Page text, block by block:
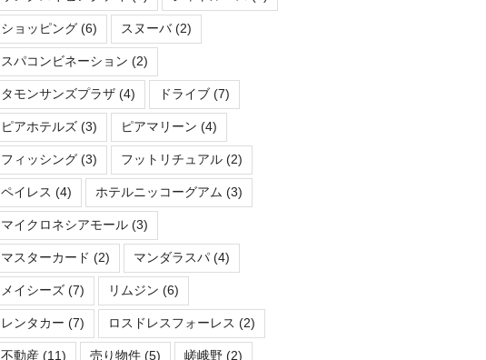
ショッピング(6) スヌーバ(2)
スパコンビネーション (2)
タモンサンズプラザ(4) ドライブ(7)
ピアホテルズ(3) ピアマリーン (4)
フィッシング(3) フットリチュアル(2)
ペイレス (4) ホテルニッコーグアム (3)
マイクロネシアモール(3)
マスターカード (2) マンダラスパ(4)
メイシーズ(7) リムジン (6)
レンタカー (7) ロスドレスフォーレス (2)
不動産(11) 売り物件(5) 嵯峨野(2)